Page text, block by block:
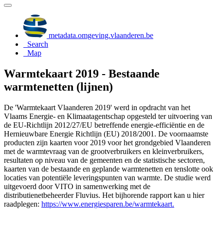
metadata.omgeving.vlaanderen.be
Search
Map
Warmtekaart 2019 - Bestaande
warmtenetten (lijnen)
De 'Warmtekaart Vlaanderen 2019' werd in opdracht van het
Vlaams Energie- en Klimaatagentschap opgesteld ter uitvoering van
de EU-Richtlijn 2012/27/EU betreffende energie-efficiëntie en de
Hernieuwbare Energie Richtlijn (EU) 2018/2001. De voornaamste
producten zijn kaarten voor 2019 voor het grondgebied Vlaanderen
met de warmtevraag van de grootverbruikers en kleinverbruikers,
resultaten op niveau van de gemeenten en de statistische sectoren,
kaarten van de bestaande en geplande warmtenetten en tenslotte ook
locaties van potentiële leveringspunten van warmte. De studie werd
uitgevoerd door VITO in samenwerking met de
distributienetbeheerder Fluvius. Het bijhorende rapport kan u hier
raadplegen: https://www.energiesparen.be/warmtekaart.